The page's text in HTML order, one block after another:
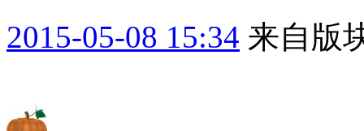
2015-05-08 15:34 来自版